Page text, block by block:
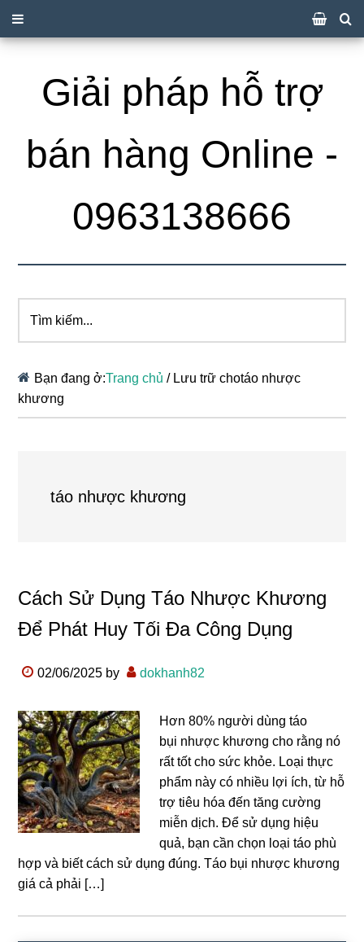
Giải pháp hỗ trợ
bán hàng Online -
0963138666
kiếm...
Bạn đang ở:Trang chủ /Lưu trữ chotáo nhược
khương
táo nhược khương
Cách Sử Dụng Táo Nhược Khương
Để Phát Huy Tối Đa Công Dụng
02/06/2025 by dokhanh82
Hơn 80% người dùng táo
bụi nhược khương cho rằng nó
rất tốt cho sức khỏe. Loại thực
phẩm này có nhiều lợi ích, từ hỗ
trợ tiêu hóa đến tăng cường
miễn dịch. Để sử dụng hiệu
quả, bạn cần chọn loại táo phù
hợp và biết cách sử dụng đúng. Táo bụi nhược khương
giá cả phải […]